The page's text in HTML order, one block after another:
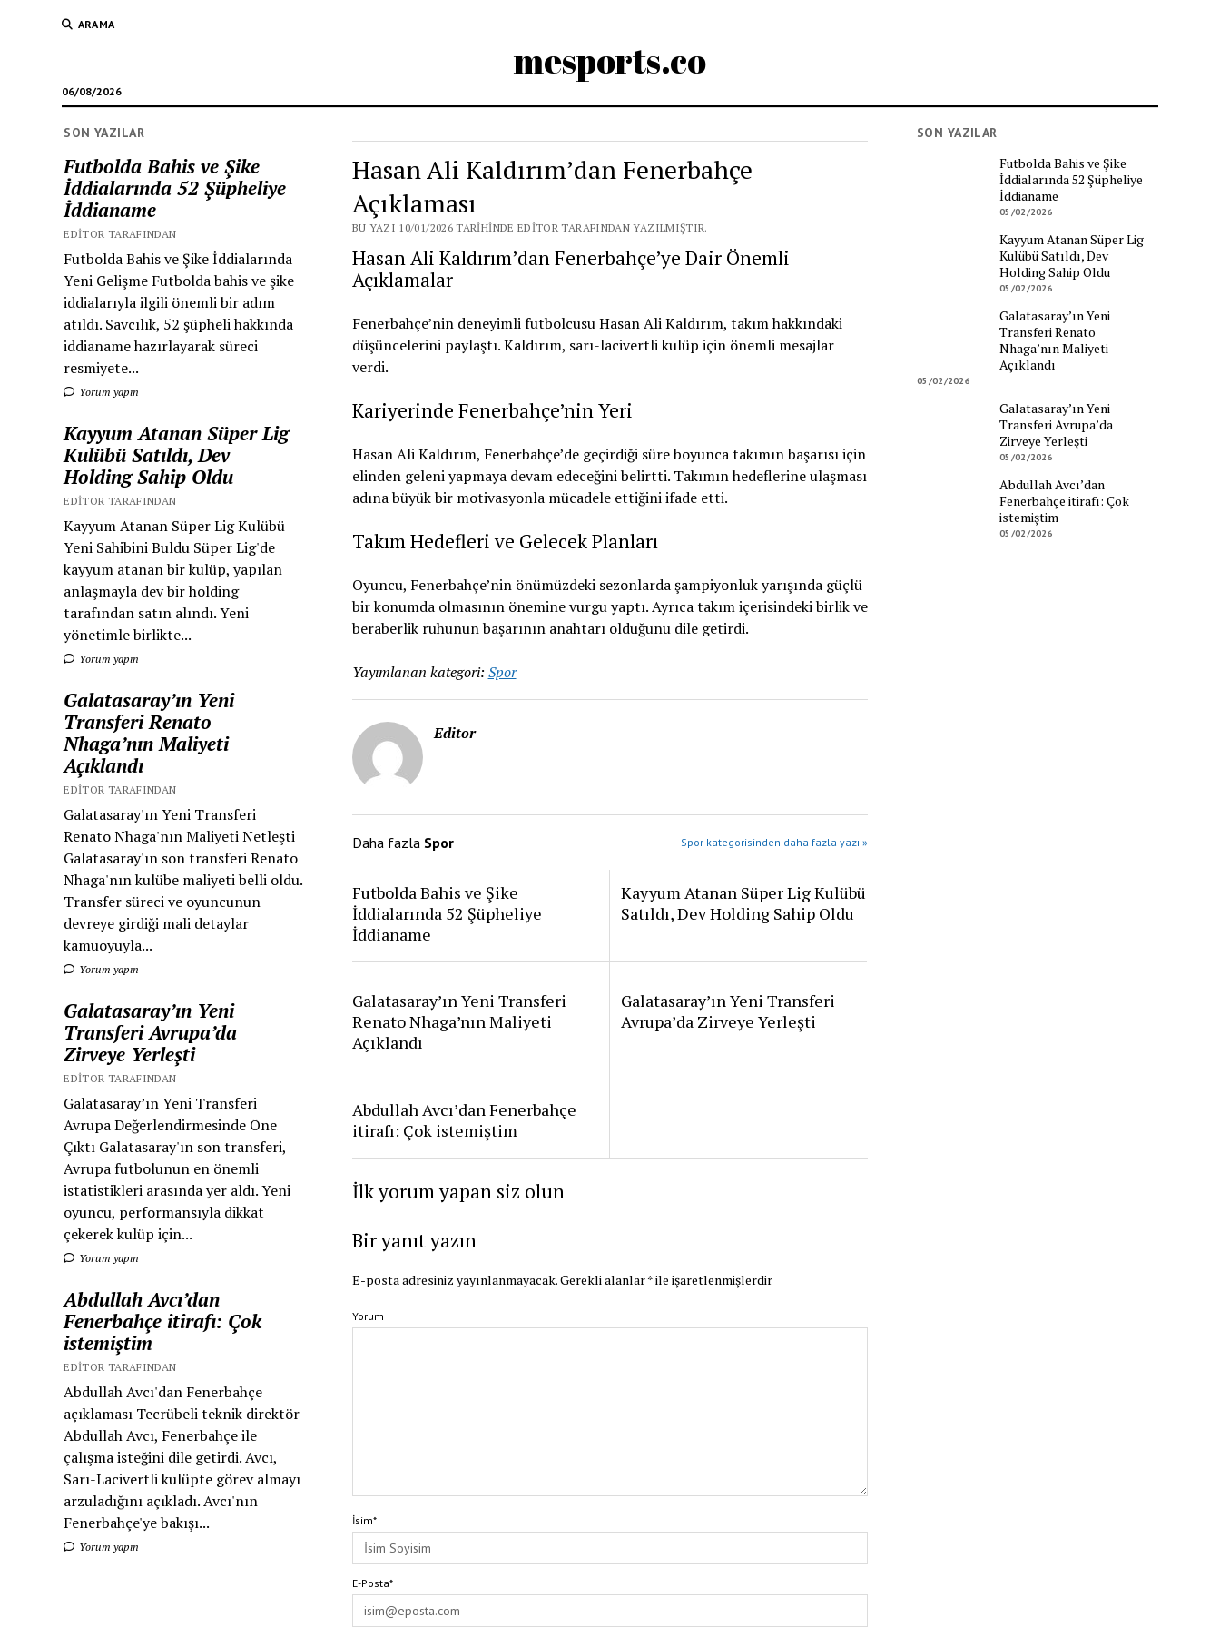
ARAMA
mesports.co
06/08/2026
SON YAZILAR
Futbolda Bahis ve Şike
İddialarında 52 Şüpheliye
İddianame
EDITOR TARAFINDAN
Futbolda Bahis ve Şike İddialarında
Yeni Gelişme Futbolda bahis ve şike
iddialarıyla ilgili önemli bir adım
atıldı. Savcılık, 52 şüpheli hakkında
iddianame hazırlayarak süreci
resmiyete...
Yorum yapın
Kayyum Atanan Süper Lig
Kulübü Satıldı, Dev
Holding Sahip Oldu
EDITOR TARAFINDAN
Kayyum Atanan Süper Lig Kulübü
Yeni Sahibini Buldu Süper Lig'de
kayyum atanan bir kulüp, yapılan
anlaşmayla dev bir holding
tarafından satın alındı. Yeni
yönetimle birlikte...
Yorum yapın
Galatasaray’ın Yeni
Transferi Renato
Nhaga’nın Maliyeti
Açıklandı
EDITOR TARAFINDAN
Galatasaray'ın Yeni Transferi
Renato Nhaga'nın Maliyeti Netleşti
Galatasaray'ın son transferi Renato
Nhaga'nın kulübe maliyeti belli oldu.
Transfer süreci ve oyuncunun
devreye girdiği mali detaylar
kamuoyuyla...
Yorum yapın
Galatasaray’ın Yeni
Transferi Avrupa’da
Zirveye Yerleşti
EDITOR TARAFINDAN
Galatasaray’ın Yeni Transferi
Avrupa Değerlendirmesinde Öne
Çıktı Galatasaray'ın son transferi,
Avrupa futbolunun en önemli
istatistikleri arasında yer aldı. Yeni
oyuncu, performansıyla dikkat
çekerek kulüp için...
Yorum yapın
Abdullah Avcı’dan
Fenerbahçe itirafı: Çok
istemiştim
EDITOR TARAFINDAN
Abdullah Avcı'dan Fenerbahçe
açıklaması Tecrübeli teknik direktör
Abdullah Avcı, Fenerbahçe ile
çalışma isteğini dile getirdi. Avcı,
Sarı-Lacivertli kulüpte görev almayı
arzuladığını açıkladı. Avcı'nın
Fenerbahçe'ye bakışı...
Yorum yapın
Hasan Ali Kaldırım’dan Fenerbahçe
Açıklaması
BU YAZI 10/01/2026 TARIHINDE EDITOR TARAFINDAN YAZILMIŞTIR.
Hasan Ali Kaldırım’dan Fenerbahçe’ye Dair Önemli
Açıklamalar
Fenerbahçe’nin deneyimli futbolcusu Hasan Ali Kaldırım, takım hakkındaki
düşüncelerini paylaştı. Kaldırım, sarı-lacivertli kulüp için önemli mesajlar
verdi.
Kariyerinde Fenerbahçe’nin Yeri
Hasan Ali Kaldırım, Fenerbahçe’de geçirdiği süre boyunca takımın başarısı için
elinden geleni yapmaya devam edeceğini belirtti. Takımın hedeflerine ulaşması
adına büyük bir motivasyonla mücadele ettiğini ifade etti.
Takım Hedefleri ve Gelecek Planları
Oyuncu, Fenerbahçe’nin önümüzdeki sezonlarda şampiyonluk yarışında güçlü
bir konumda olmasının önemine vurgu yaptı. Ayrıca takım içerisindeki birlik ve
beraberlik ruhunun başarının anahtarı olduğunu dile getirdi.
Yayımlanan kategori: Spor
Editor
Daha fazla Spor Spor kategorisinden daha fazla yazı »
Futbolda Bahis ve Şike
İddialarında 52 Şüpheliye
İddianame
Kayyum Atanan Süper Lig Kulübü
Satıldı, Dev Holding Sahip Oldu
Galatasaray’ın Yeni Transferi
Renato Nhaga’nın Maliyeti
Açıklandı
Galatasaray’ın Yeni Transferi
Avrupa’da Zirveye Yerleşti
Abdullah Avcı’dan Fenerbahçe
itirafı: Çok istemiştim
İlk yorum yapan siz olun
Bir yanıt yazın
E-posta adresiniz yayınlanmayacak.Gerekli alanlar*ile işaretlenmişlerdir
Yorum
İsim*
E-Posta*
SON YAZILAR
Futbolda Bahis ve Şike
İddialarında 52 Şüpheliye
İddianame
05/02/2026
Kayyum Atanan Süper Lig
Kulübü Satıldı, Dev
Holding Sahip Oldu
05/02/2026
Galatasaray’ın Yeni
Transferi Renato
Nhaga’nın Maliyeti
Açıklandı
05/02/2026
Galatasaray’ın Yeni
Transferi Avrupa’da
Zirveye Yerleşti
05/02/2026
Abdullah Avcı’dan
Fenerbahçe itirafı: Çok
istemiştim
05/02/2026